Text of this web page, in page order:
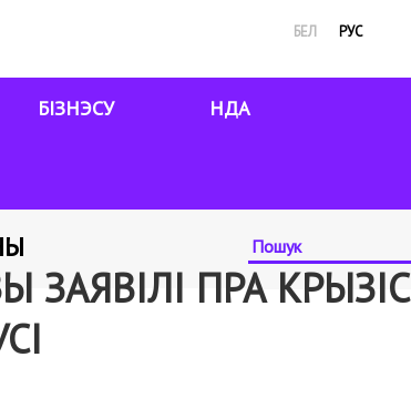
БЕЛ РУС
БІЗНЭСУ НДА
ПРА КРЫЗІС